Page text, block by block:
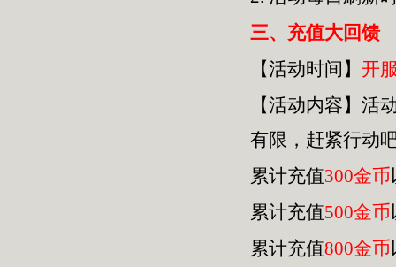
三、充值大回馈
【活动时间】 开
【活动内容】活
有限，赶紧行动
累计充值300金币
累计充值500金币
累计充值800金币